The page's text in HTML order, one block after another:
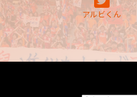
アルビくん